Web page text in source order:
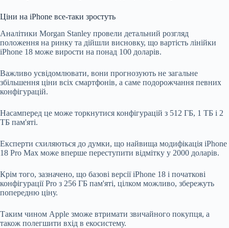
Ціни на iPhone все-таки зростуть
Аналітики Morgan Stanley провели детальний розгляд
положення на ринку та дійшли висновку, що вартість лінійки
iPhone 18 може вирости на понад 100 доларів.
Важливо усвідомлювати, вони прогнозують не загальне
збільшення ціни всіх смартфонів, а саме подорожчання певних
конфігурацій.
Насамперед це може торкнутися конфігурацій з 512 ГБ, 1 ТБ і 2
ТБ пам'яті.
Експерти схиляються до думки, що найвища модифікація iPhone
18 Pro Max може вперше переступити відмітку у 2000 доларів.
Крім того, зазначено, що базові версії iPhone 18 і початкові
конфігурації Pro з 256 ГБ пам'яті, цілком можливо, збережуть
попередню ціну.
Таким чином Apple зможе втримати звичайного покупця, а
також полегшити вхід в екосистему.